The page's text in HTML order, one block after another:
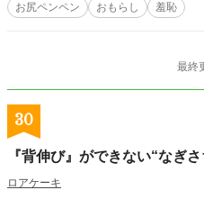
お尻ペンペン
おもらし 羞恥
最終
30
『背伸び』ができない“なぎ
ロアケーキ